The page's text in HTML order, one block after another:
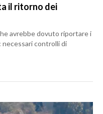
il ritorno dei
avrebbe dovuto riportare i
necessari controlli di